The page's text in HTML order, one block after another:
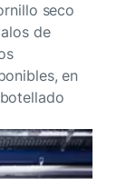
seco
de
en